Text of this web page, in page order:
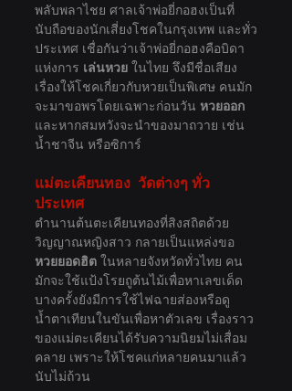
พลับพลาไชย ศาลเจ้าพ่อยี่กอฮงเป็นที่
นับถือของนักเสี่ยงโชคในกรุงเทพ และทั่ว
ประเทศ เชื่อกันว่าเจ้าพ่อยี่กอฮงคือบิดา
แห่งการ เล่นหวย ในไทย จึงมีชื่อเสียง
เรื่องให้โชคเกี่ยวกับหวยเป็นพิเศษ คนมัก
จะมาขอพรโดยเฉพาะก่อนวัน หวยออก
และหากสมหวังจะนำของมาถวาย เช่น
น้ำชาจีน หรือซิการ์
แม่ตะเคียนทอง  วัดต่างๆ ทั่ว
ประเทศ
ตำนานต้นตะเคียนทองที่สิงสถิตด้วย
วิญญาณหญิงสาว กลายเป็นแหล่งขอ
หวยยอดฮิต ในหลายจังหวัดทั่วไทย คน
มักจะใช้แป้งโรยถูต้นไม้เพื่อหาเลขเด็ด
บางครั้งยังมีการใช้ไฟฉายส่องหรือดู
น้ำตาเทียนในขันเพื่อหาตัวเลข เรื่องราว
ของแม่ตะเคียนได้รับความนิยมไม่เสื่อม
คลาย เพราะให้โชคแก่หลายคนมาแล้ว
นับไม่ถ้วน